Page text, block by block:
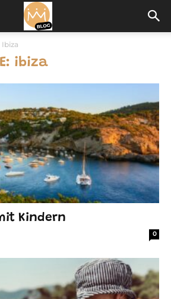
Ibiza
ibiza
Kindern
0